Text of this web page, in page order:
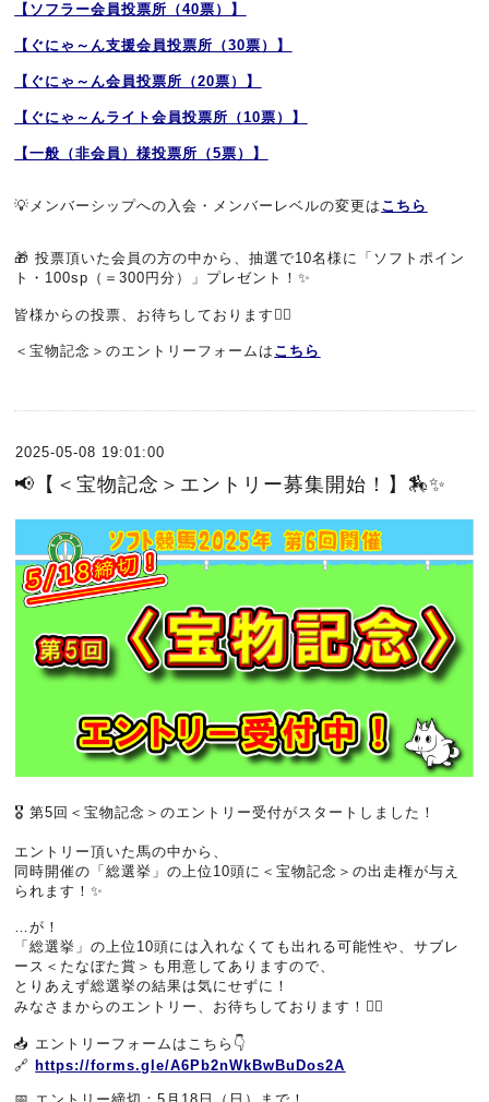
【ソフラー会員投票所（40票）】
【ぐにゃ～ん支援会員投票所（30票）】
【ぐにゃ～ん会員投票所（20票）】
【ぐにゃ～んライト会員投票所（10票）】
【一般（非会員）様投票所（5票）】
💡メンバーシップへの入会・メンバーレベルの変更は こちら
🎁 投票頂いた会員の方の中から、抽選で10名様に「ソフトポイン
ト・100sp（＝300円分）」プレゼント！✨
皆様からの投票、お待ちしております🙇‍♂️
＜宝物記念＞のエントリーフォームは こちら
2025-05-08 19:01:00
📢【＜宝物記念＞エントリー募集開始！】🏇✨
🎖️ 第5回＜宝物記念＞のエントリー受付がスタートしました！
エントリー頂いた馬の中から、
同時開催の「総選挙」の上位10頭に＜宝物記念＞の出走権が与え
られます！✨
…が！
「総選挙」の上位10頭には入れなくても出れる可能性や、サブレ
ース＜たなぼた賞＞も用意してありますので、
とりあえず総選挙の結果は気にせずに！
みなさまからのエントリー、お待ちしております！🙇‍♂️
📥 エントリーフォームはこちら👇
🔗 https://forms.gle/A6Pb2nWkBwBuDos2A